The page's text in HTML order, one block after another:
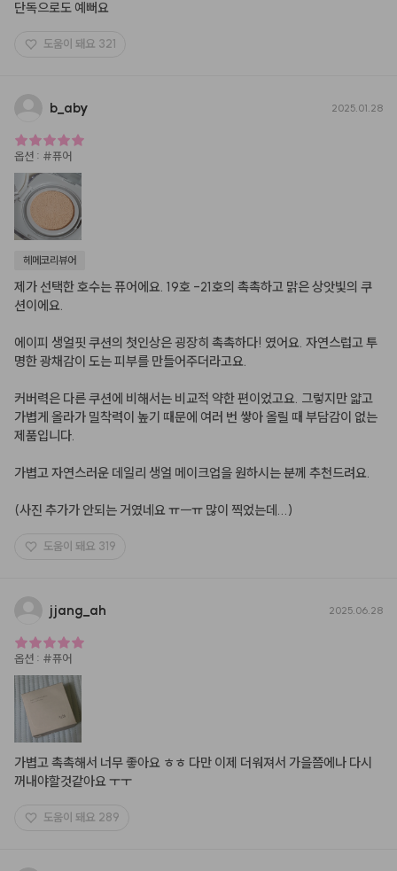
단독으로도 예뻐요
도움이 돼요 321
b aby 2025.01.28
옵션 : #퓨어
헤메코리뷰어
제가 선택한 호수는 퓨어에요. 19호 -21호의 촉촉하고 맑은 상앗빛의 쿠
션이에요.
에이피 생얼핏 쿠션의 첫인상은 굉장히 촉촉하다! 였어요. 자연스럽고 투
명한 광채감이 도는 피부를 만들어주더라고요.
커버력은 다른 쿠션에 비해서는 비교적 약한 편이었고요. 그렇지만 얇고
가볍게 올라가 밀착력이 높기 때문에 여러 번 쌓아 올릴 때 부담감이 없는
제품입니다.
가볍고 자연스러운 데일리 생얼 메이크업을 원하시는 분께 추천드려요.
(사진 추가가 안되는 거였네요 ㅠㅡㅠ 많이 찍었는데...)
도움이 돼요 319
jjang ah 2025.06.28
옵션 : #퓨어
가볍고 촉촉해서 너무 좋아요 ㅎㅎ 다만 이제 더워져서 가을쯤에나 다시
꺼내야할것같아요 ㅜㅜ
도움이 돼요 289